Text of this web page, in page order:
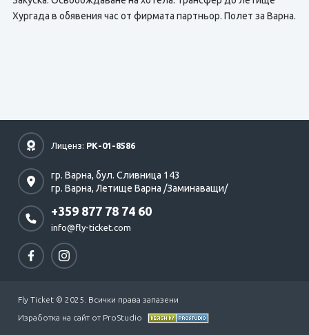
Хургада в обявения час от фирмата партньор. Полет за Варна.
Лиценз: РК-01-8586
гр. Варна, бул. Сливница 143
гр. Варна, Летище Варна /Заминаващи/
+359 877 78 74 60
info@fly-ticket.com
Fly Ticket © 2025. Всички права запазени
Изработка на сайт от ProStudio